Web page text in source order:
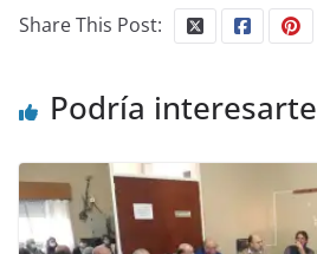
Share This Post:
Podría interesarte